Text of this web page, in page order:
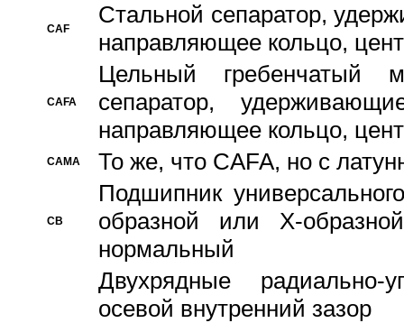
CAF
Стальной сепаратор,
направляющее кольцо,
CAFA
Цельный гребенчатый
сепаратор,
направляющее кольцо,
CAMA То же, что CAFA, но с
CB
Подшипник
образной или Х-
нормальный
Двухрядные радиально-
осевой внутренний зазор